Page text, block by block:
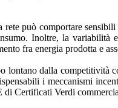
può comportare
Inoltre, la variabilità
fra energia prodotta e
dalla competitività
i meccanismi
di Certificati Verdi